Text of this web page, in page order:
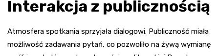
Interakcja z publicznością
Atmosfera spotkania sprzyjała dialogowi. Publiczność miała
możliwość zadawania pytań, co pozwoliło na żywą wymianę